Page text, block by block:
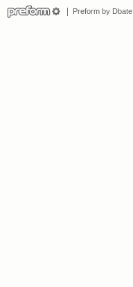
Preform by Dbate